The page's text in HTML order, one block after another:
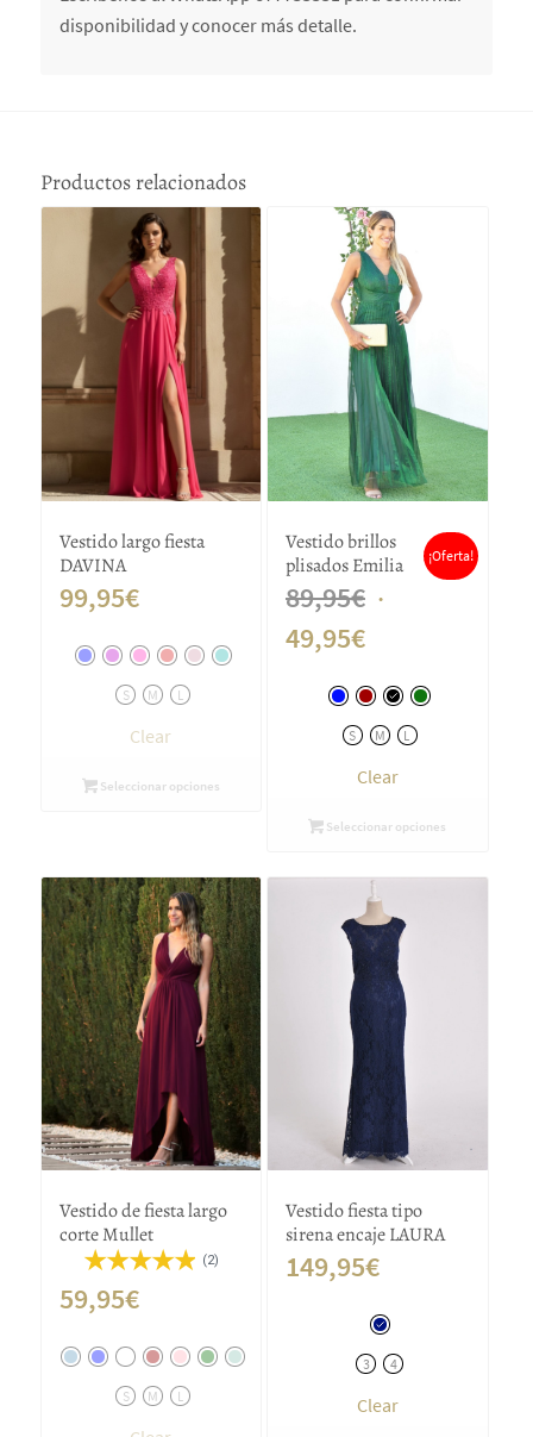
disponibilidad y conocer más detalle.
Productos relacionados
Vestido largo fiesta
DAVINA
99,95€
S M L
Clear
Seleccionar opciones
Vestido brillos
plisados Emilia
89,95€ El
original
era:
89,95€.
49,95€El
precio
actual
es:
¡Oferta!
S M L
Clear
Seleccionar opciones
Vestido de fiesta largo
corte Mullet
(2)
59,95€
S M L
Vestido fiesta tipo
sirena encaje LAURA
149,95€
3 4
Clear